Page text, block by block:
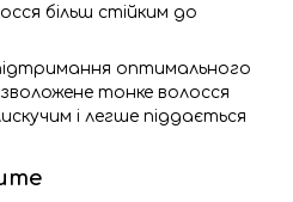
більш стійким до
оптимального
тонке волосся
і легше піддається